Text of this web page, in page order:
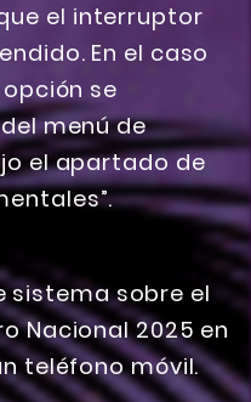
el interruptor
En el caso
opción se
menú de
el apartado de